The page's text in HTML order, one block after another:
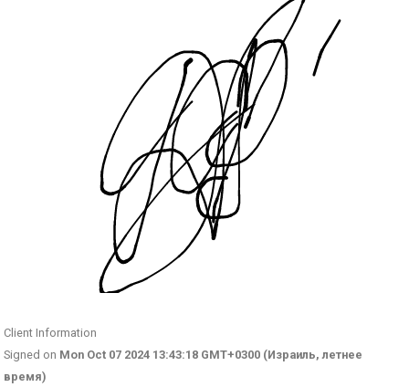
Client Information
Signed on Mon Oct 07 2024 13:43:18 GMT+0300 (Израиль, летнее
время)